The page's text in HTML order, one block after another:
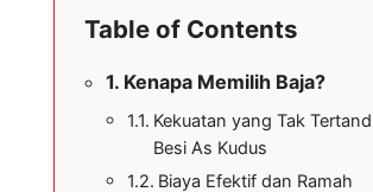
Table of Contents
Kenapa Memilih Baja?
Kekuatan yang Tak
Besi As Kudus
Biaya Efektif dan Ramah